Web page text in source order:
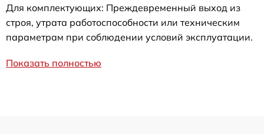
Для комплектующих: Преждевременный выход из
строя, утрата работоспособности или техническим
параметрам при соблюдении условий эксплуатации.
Показать полностью